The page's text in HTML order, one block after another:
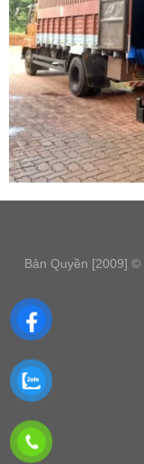
Bản Quyền [2009] ©